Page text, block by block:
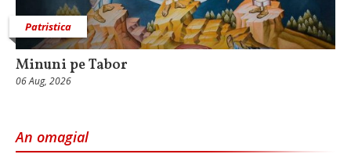
Patristica
Minuni pe Tabor
06 Aug, 2026
An omagial